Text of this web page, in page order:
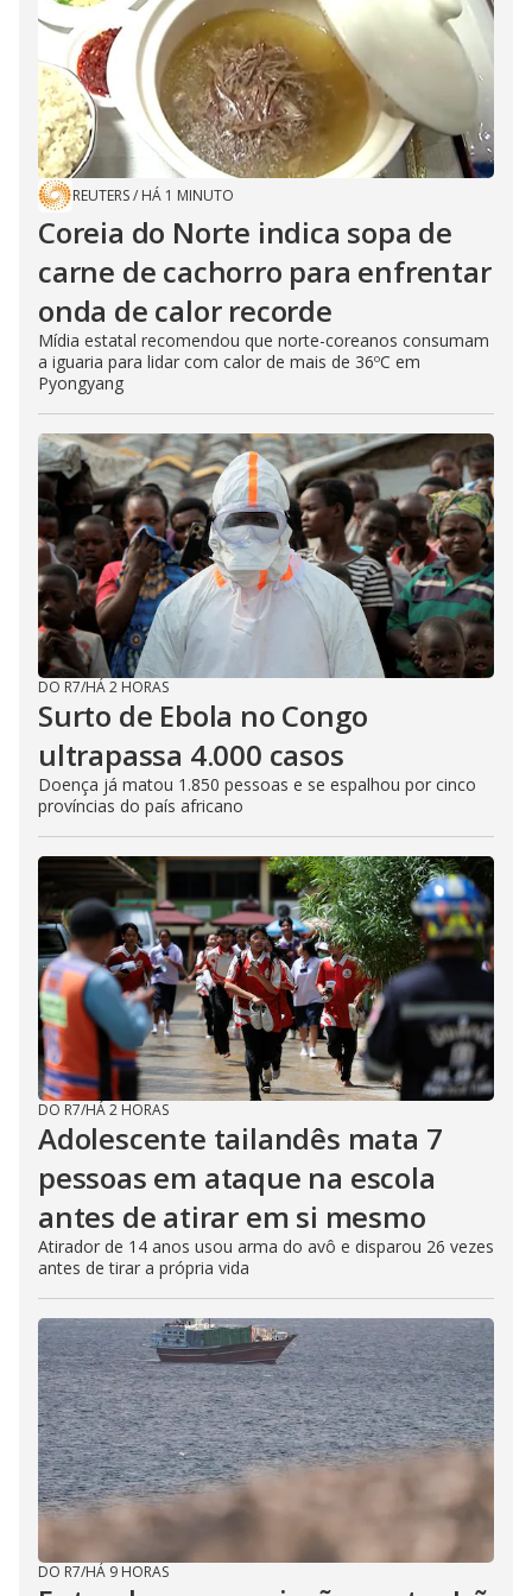
e
o
REUTERS/ HÁ 1 MINUTO
Coreia do Norte indica sopa de
carne de cachorro para enfrentar
onda de calor recorde
Mídia estatal recomendou que norte-coreanos consumam
a iguaria para lidar com calor de mais de 36ºC em
Pyongyang
DO R7/HÁ 2 HORAS
Surto de Ebola no Congo
ultrapassa 4.000 casos
Doença já matou 1.850 pessoas e se espalhou por cinco
províncias do país africano
DO R7/HÁ 2 HORAS
Adolescente tailandês mata 7
pessoas em ataque na escola
antes de atirar em si mesmo
Atirador de 14 anos usou arma do avô e disparou 26 vezes
antes de tirar a própria vida
DO R7/HÁ 9 HORAS